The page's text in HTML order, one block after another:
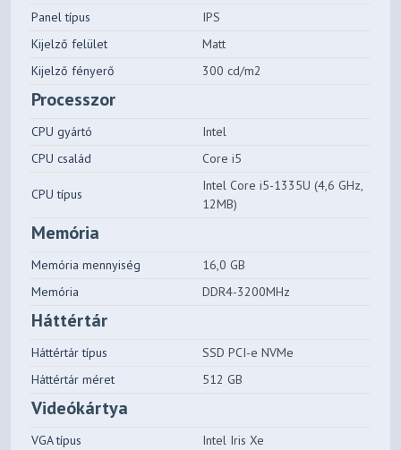
Panel típus
IPS
Kijelző felület
Matt
Kijelző fényerő
300 cd/m2
Processzor
CPU gyártó
Intel
CPU család
Core i5
CPU típus
Intel Core i5-1335U (4,6 GHz,
12MB)
Memória
Memória mennyiség
16,0 GB
Memória
DDR4-3200MHz
Háttértár
Háttértár típus
SSD PCI-e NVMe
Háttértár méret
512 GB
Videókártya
VGA típus
Intel Iris Xe